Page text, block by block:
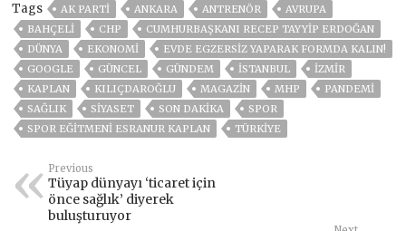
Tags AK PARTİ ANKARA ANTRENÖR
AVRUPA
BAHÇELİ
CHP
CUMHURBAŞKANI RECEP TAYYIP ERDOĞAN
DÜNYA
EKONOMİ
EVDE EGZERSIZ YAPARAK FORMDA KALIN!
GOOGLE
GÜNCEL GÜNDEM ISTANBUL
İZMIR
KAPLAN
KILIÇDAROĞLU MAGAZİN MHP
PANDEMİ
SAĞLIK
SİYASET SON DAKIKA
SPOR
SPOR EĞITMENI ESRANUR KAPLAN
TÜRKİYE
Previous
Tüyap dünyayı ‘ticaret için
önce sağlık’ diyerek
buluşturuyor